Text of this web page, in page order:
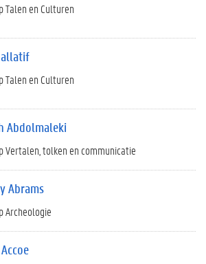
Talen en Culturen
Talen en Culturen
Abdolmaleki
Vertalen, tolken en communicatie
Abrams
Archeologie